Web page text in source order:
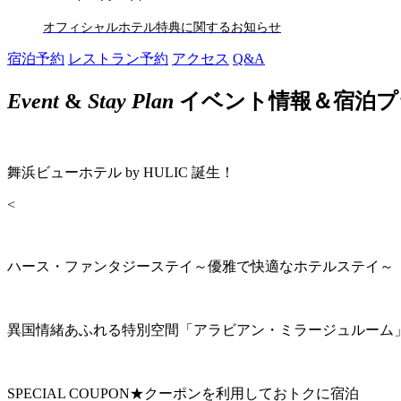
オフィシャルホテル特典に関するお知らせ
宿泊予約 レストラン予約 アクセス Q&A
Event& Stay Plan イベント情報＆宿泊
舞浜ビューホテル by HULIC 誕生！
<
ハース・ファンタジーステイ～優雅で快適なホテルステイ～
異国情緒あふれる特別空間「アラビアン・ミラージュルーム
SPECIAL COUPON★クーポンを利用しておトクに宿泊